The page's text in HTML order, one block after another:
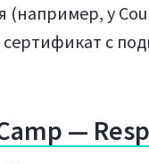
(например, у
сертификат с
—